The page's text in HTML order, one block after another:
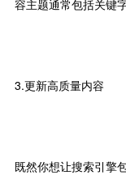
容主题通常包括关键字
3.更新高质量内容
既然你想让搜索引擎